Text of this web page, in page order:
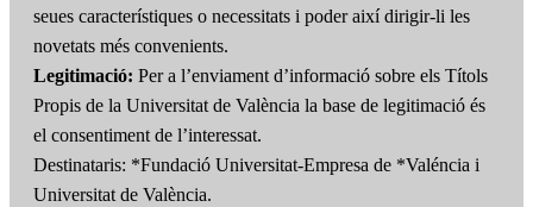
seues característiques o necessitats i poder així dirigir-li les
novetats més convenients.
Legitimació: Per a l’enviament d’informació sobre els Títols
Propis de la Universitat de València la base de legitimació és
el consentiment de l’interessat.
Destinataris: *Fundació Universitat-Empresa de *Valéncia i
Universitat de València.